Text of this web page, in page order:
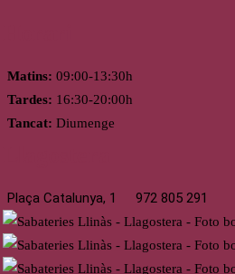
Matins: 09:00-13:30h
Tardes: 16:30-20:00h
Tancat: Diumenge
Plaça Catalunya, 1 972 805 291